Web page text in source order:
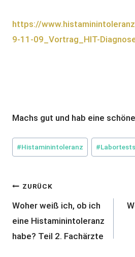
https://
9-11-09_Vortrag_HIT-
Machs gut und hab eine
Schlagworte:
#Histaminintoleranz #
ZURÜCK
Woher weiß ich, ob ich
eine Histaminintoleranz
habe? Teil 2. Fachärzte